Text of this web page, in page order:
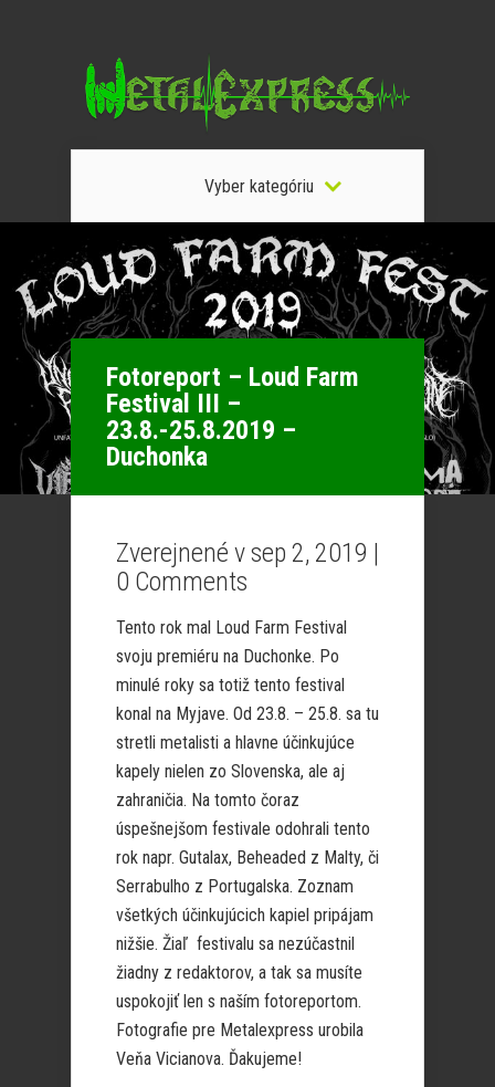
Vyber kategóriu
Fotoreport – Loud Farm
Festival III –
23.8.-25.8.2019 –
Duchonka
Zverejnené v sep 2, 2019 |
0 Comments
Tento rok mal Loud Farm Festival
svoju premiéru na Duchonke. Po
minulé roky sa totiž tento festival
konal na Myjave. Od 23.8. – 25.8. sa tu
stretli metalisti a hlavne účinkujúce
kapely nielen zo Slovenska, ale aj
zahraničia. Na tomto čoraz
úspešnejšom festivale odohrali tento
rok napr. Gutalax, Beheaded z Malty, či
Serrabulho z Portugalska. Zoznam
všetkých účinkujúcich kapiel pripájam
nižšie. Žiaľ festivalu sa nezúčastnil
žiadny z redaktorov, a tak sa musíte
uspokojiť len s naším fotoreportom.
Fotografie pre Metalexpress urobila
Veňa Vicianova. Ďakujeme!